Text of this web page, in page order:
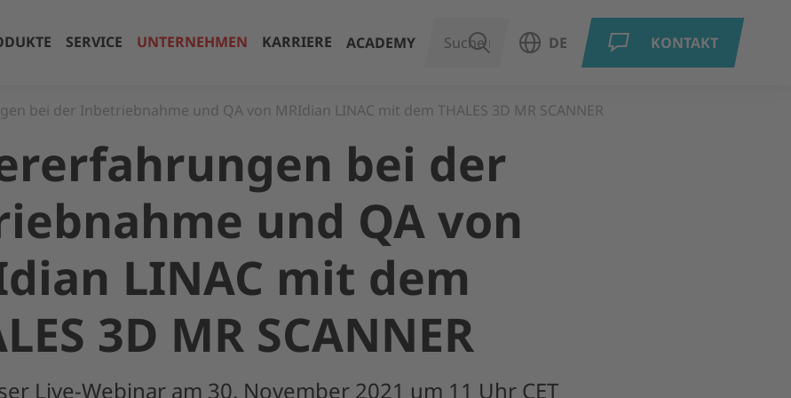
SERVICE UNTERNEHMEN KARRIERE ACADEMY SUCHENSprachauswahl öffnen
DE KONTAKT
bei der Inbetriebnahme und QA von MRIdian LINAC mit dem THALES 3D MR SCANNER
bei der
und QA von
LINAC mit dem
3D MR SCANNER
Live-Webinar am 30. November 2021 um 11 Uhr CET